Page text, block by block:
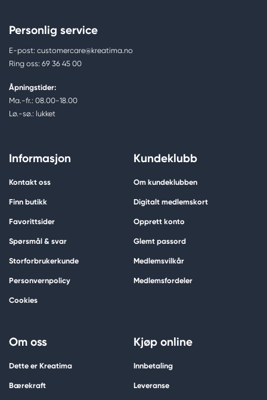
Personlig service
E-post: customercare@kreatima.no
Ring oss: 69 36 45 00
Åpningstider:
Ma.-fr.: 08.00-18.00
Lø.-sø.: lukket
Informasjon
Kontakt oss
Finn butikk
Favorittsider
Spørsmål & svar
Storforbrukerkunde
Personvernpolicy
Cookies
Kundeklubb
Om kundeklubben
Digitalt medlemskort
Opprett konto
Glemt passord
Medlemsvilkår
Medlemsfordeler
Om oss
Dette er Kreatima
Bærekraft
Kjøp online
Innbetaling
Leveranse